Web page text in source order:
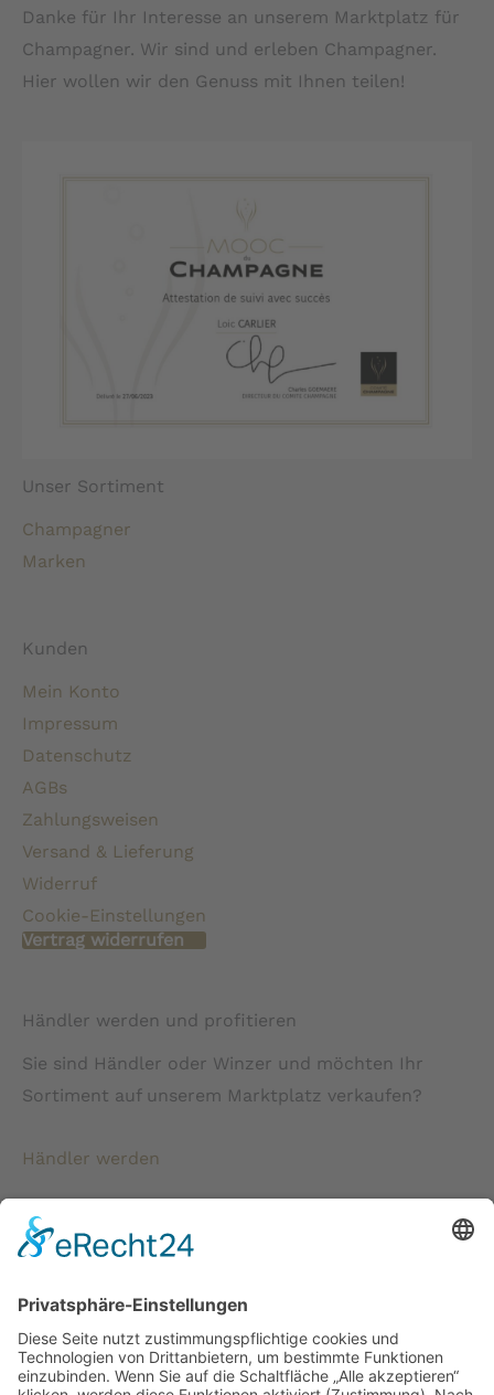
Danke für Ihr Interesse an unserem Marktplatz für
Champagner. Wir sind und erleben Champagner.
Hier wollen wir den Genuss mit Ihnen teilen!
Unser Sortiment
Champagner
Marken
Kunden
Mein Konto
Impressum
Datenschutz
AGBs
Zahlungsweisen
Versand & Lieferung
Widerruf
Cookie-Einstellungen
Vertrag widerrufen
Händler werden und profitieren
Sie sind Händler oder Winzer und möchten Ihr
Sortiment auf unserem Marktplatz verkaufen?
Händler werden
* Alle Preise verstehen sich inkl. gesetzlicher